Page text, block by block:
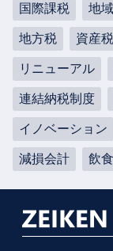
国際課税 地
地方税 資産税
リニューアル
連結納税制度
イノベーション
減損会計 飲